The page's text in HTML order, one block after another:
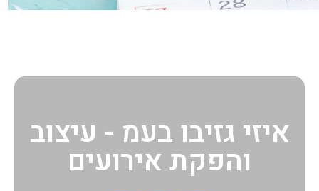
איזי גזיבו בעמ - עיצוב
והפקת אירועים